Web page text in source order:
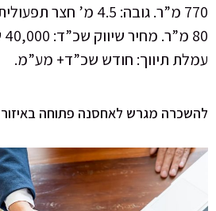
עמלת תיווך: חודש שכ”ד+ מע”מ.
להשכרה מגרש לאחסנה פתוחה באיזור